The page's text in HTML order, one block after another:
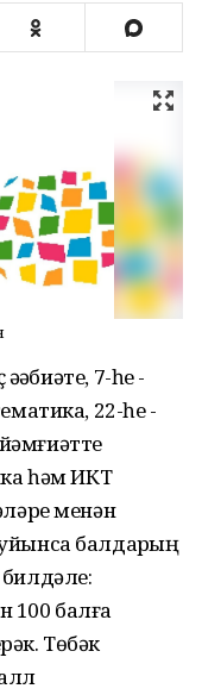
7-һе -
22-һе -
һәм ИКТ
менән
балдарҙың
100 балға
Төбәк